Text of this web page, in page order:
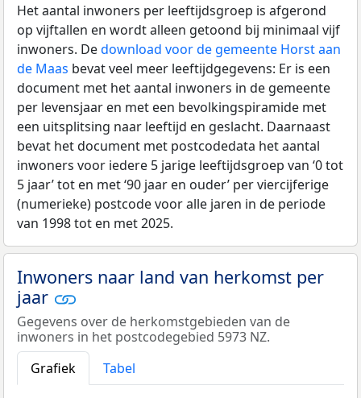
Het aantal inwoners per leeftijdsgroep is afgerond
op vijftallen en wordt alleen getoond bij minimaal vijf
inwoners. Dedownload voor de gemeente Horst aan
de Maas bevat veel meer leeftijdgegevens: Er is een
document met het aantal inwoners in de gemeente
per levensjaar en met een bevolkingspiramide met
een uitsplitsing naar leeftijd en geslacht. Daarnaast
bevat het document met postcodedata het aantal
inwoners voor iedere 5 jarige leeftijdsgroep van ‘0 tot
5 jaar’ tot en met ‘90 jaar en ouder’ per viercijferige
(numerieke) postcode voor alle jaren in de periode
van 1998 tot en met 2025.
Inwoners naar land van herkomst per
jaar
Gegevens over de herkomstgebieden van de
inwoners in het postcodegebied 5973 NZ.
Grafiek
Tabel